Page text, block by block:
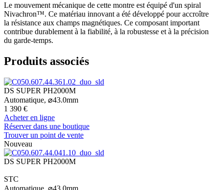
Le mouvement mécanique de cette montre est équipé d'un spiral
Nivachron™. Ce matériau innovant a été développé pour accroître
la résistance aux champs magnétiques. Ce composant important
contribue durablement à la fiabilité, à la robustesse et à la précision
du garde-temps.
Produits associés
DS SUPER PH2000M
Automatique, ⌀43.0mm
1 390 €
Acheter en ligne
Réserver dans une boutique
Trouver un point de vente
Nouveau
DS SUPER PH2000M
STC
Automatique, ⌀43.0mm